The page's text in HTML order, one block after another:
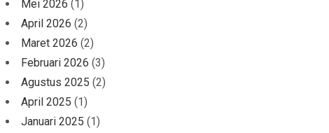
Mei 2026 (1)
April 2026 (2)
Maret 2026 (2)
Februari 2026 (3)
Agustus 2025 (2)
April 2025 (1)
Januari 2025 (1)